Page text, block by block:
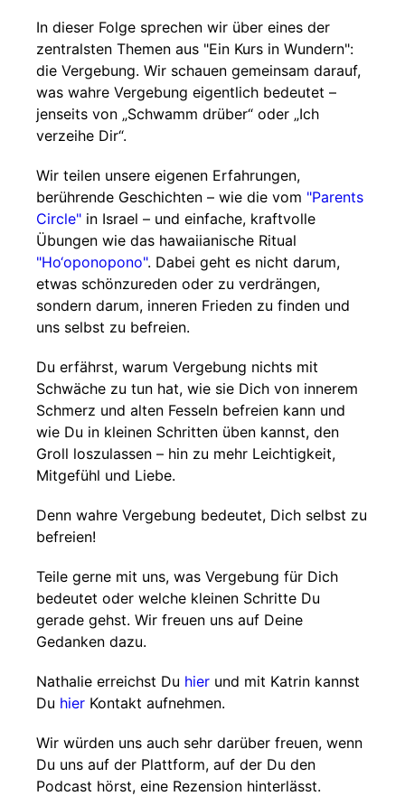
In dieser Folge sprechen wir über eines der
zentralsten Themen aus "Ein Kurs in Wundern":
die Vergebung. Wir schauen gemeinsam darauf,
was wahre Vergebung eigentlich bedeutet –
jenseits von „Schwamm drüber“ oder „Ich
verzeihe Dir“.
Wir teilen unsere eigenen Erfahrungen,
berührende Geschichten – wie die vom "Parents
Circle" in Israel – und einfache, kraftvolle
Übungen wie das hawaiianische Ritual
"Ho‘oponopono". Dabei geht es nicht darum,
etwas schönzureden oder zu verdrängen,
sondern darum, inneren Frieden zu finden und
uns selbst zu befreien.
Du erfährst, warum Vergebung nichts mit
Schwäche zu tun hat, wie sie Dich von innerem
Schmerz und alten Fesseln befreien kann und
wie Du in kleinen Schritten üben kannst, den
Groll loszulassen – hin zu mehr Leichtigkeit,
Mitgefühl und Liebe.
Denn wahre Vergebung bedeutet, Dich selbst zu
befreien!
Teile gerne mit uns, was Vergebung für Dich
bedeutet oder welche kleinen Schritte Du
gerade gehst. Wir freuen uns auf Deine
Gedanken dazu.
Nathalie erreichst Du hier und mit Katrin kannst
Du hier Kontakt aufnehmen.
Wir würden uns auch sehr darüber freuen, wenn
Du uns auf der Plattform, auf der Du den
Podcast hörst, eine Rezension hinterlässt.